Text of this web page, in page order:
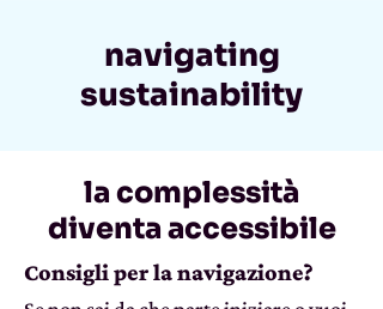
navigating
sustainability
la complessità
diventa accessibile
Consigli per la navigazione?